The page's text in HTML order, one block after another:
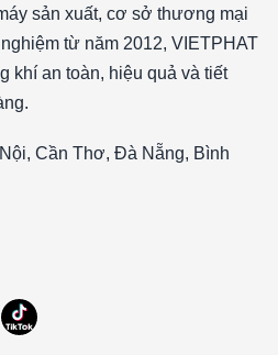
sản xuất, cơ sở thương mại
từ năm 2012, VIETPHAT
khí an toàn, hiệu quả và tiết
Cần Thơ, Đà Nẵng, Bình